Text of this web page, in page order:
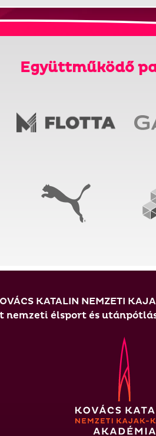
Együttműködő
KATALIN NEMZETI
élsport és